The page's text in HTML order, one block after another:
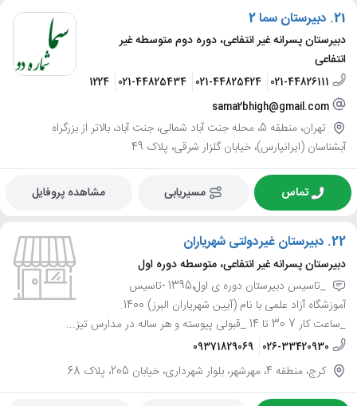
21. دبیرستان سما 2
دبیرستان پسرانه غیر انتفاعی، دوره دوم متوسطه غیر
انتفاعی
021-44826111
021-44825424
021-44825434
021-22211224
sama2bhigh@gmail.com
تهران، منطقه 5، محله جنت آباد شمالی، جنت آباد، بالاتر از بزرگراه
آبشناسان (ایرانپارس)، خیابان گلزار شرقی، پلاک 49
تماس مسیریابی مشاهده پروفایل
22. دبیرستان غیردولتی شهریاران
دبیرستان پسرانه غیر انتفاعی، متوسطه دوره اول
_تاسیس دبیرستان دوره ی اول،1395 -تاسیس
آموزشگاه آزاد علمی با نام (آیین شهریاران البرز) 1400.
_ساعت کار 7 30 تا 14 _قبولی پیوسته و هر ساله در مدارس تیز...
026-33420930
09371829069
کرج، منطقه 4، مهرشهر، بلوار شهرداری، خیابان 205، پلاک 68